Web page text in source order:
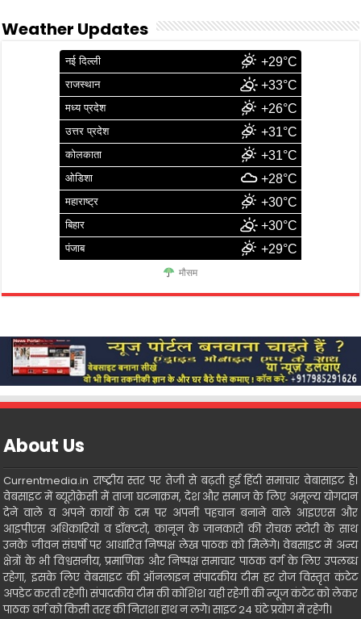
Weather Updates
नई दिल्ली +29°C
राजस्थान +33°C
मध्य प्रदेश +26°C
उत्तर प्रदेश +31°C
कोलकाता +31°C
ओडिशा +28°C
महाराष्ट्र +30°C
बिहार +30°C
पंजाब +29°C
मौसम
About Us
Currentmedia.in राष्ट्रीय स्तर पर तेजी से बढ़ती हुई हिंदी समाचार वेबासाइट है।
वेबसाइट में ब्यूरोक्रेसी में ताजा घटनाक्रम, देश और समाज के लिए अमूल्य योगदान
देने वाले व अपने कार्यो के दम पर अपनी पहचान बनाने वाले आइएएस और
आइपीएस अधिकारियों व डॉक्टरो, कानून के जानकारों की रोचक स्टोरी के साथ
उनके जीवन संघर्षो पर आधारित निष्पक्ष लेख पाठक को मिलेंगे। वेबसाइट में अन्य
क्षेत्रों के भी विश्वसनीय, प्रमाणिक और निष्पक्ष समाचार पाठक वर्ग के लिए उपलब्ध
रहेगा, इसके लिए वेबसाइट की ऑनलाइन संपादकीय टीम हर रोज विस्तृत कंटेट
अपडेट करती रहेगी। संपादकीय टीम की कोशिश यही रहेगी की न्यूज कंटेट को लेकर
पाठक वर्ग को किसी तरह की निराशा हाथ न लगे। साइट 24 घंटे प्रयोग में रहेगी।